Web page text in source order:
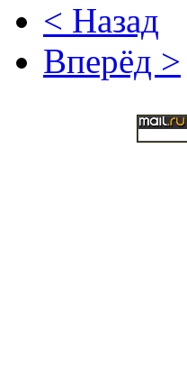
< Назад
Вперёд >